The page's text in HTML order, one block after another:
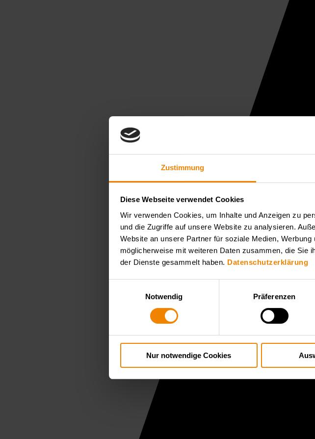
Zustimmung
Diese Webseite verwendet Cookies
Wir verwenden Cookies, um Inhalte und Anzeigen zu
und die Zugriffe auf unsere Website zu analysieren.
Website an unsere Partner für soziale Medien,
möglicherweise mit weiteren Daten zusammen, die Sie
der Dienste gesammelt haben. Datenschutzerklärung
Notwendig
Präferenzen
Nur notwendige Cookies